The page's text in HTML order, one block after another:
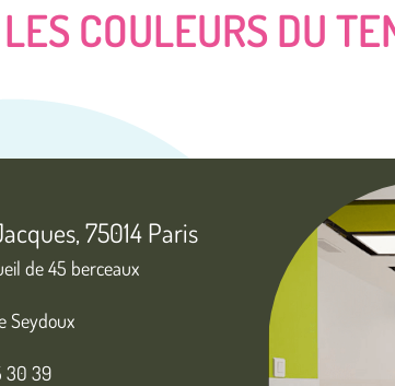
COULEURS DU
75014 Paris
de 45 berceaux
Seydoux
30 39